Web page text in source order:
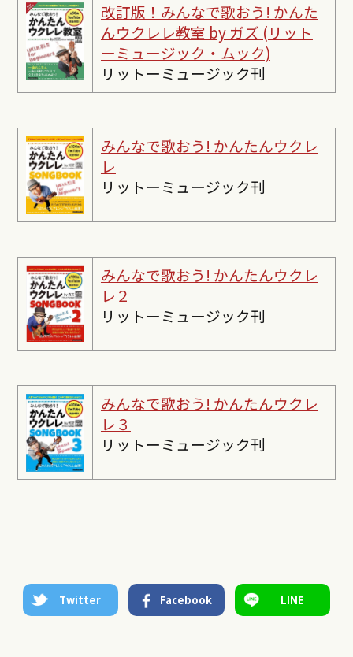
改訂版！みんなで歌おう! かんた
んウクレレ教室 by ガズ (リット
ーミュージック・ムック)
リットーミュージック刊
みんなで歌おう! かんたんウクレ
レ
リットーミュージック刊
みんなで歌おう! かんたんウクレ
レ２
リットーミュージック刊
みんなで歌おう! かんたんウクレ
レ３
リットーミュージック刊
Twitter Facebook LINE